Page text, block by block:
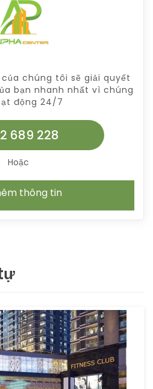
chúng tôi sẽ giải quyết
bạn nhanh nhất vì chúng
động 24/7
689 228
Hoặc
thông tin